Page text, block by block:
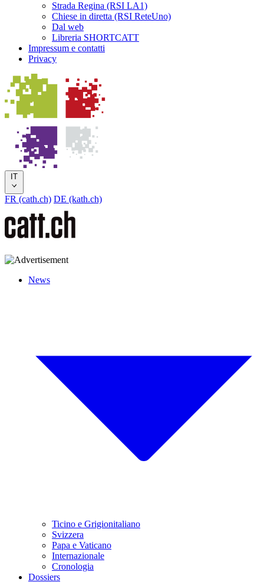
Strada Regina (RSI LA1)
Chiese in diretta (RSI ReteUno)
Dal web
Libreria SHORTCATT
Impressum e contatti
Privacy
IT
FR (cath.ch) DE (kath.ch)
News
Ticino e Grigionitaliano
Svizzera
Papa e Vaticano
Internazionale
Cronologia
Dossiers